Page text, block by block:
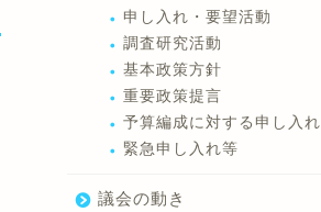
申し入れ・要望活動
調査研究活動
基本政策方針
重要政策提言
予算編成に対する申し入れ
緊急申し入れ等
議会の動き